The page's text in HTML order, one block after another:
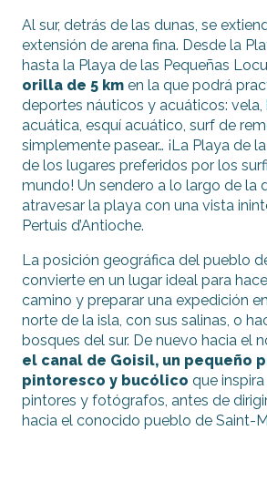
Al sur, detrás de las dunas, se
extensión de arena fina. Desde la
hasta la Playa de las Pequeñas
orilla de 5 km en la que podrá
deportes náuticos y acuáticos: vela,
acuática, esquí acuático, surf de
simplemente pasear… ¡La Playa de
de los lugares preferidos por los
mundo! Un sendero a lo largo de la
atravesar la playa con una vista
Pertuis d’Antioche.
La posición geográfica del pueblo
convierte en un lugar ideal para
camino y preparar una expedición
norte de la isla, con sus salinas, o
bosques del sur. De nuevo hacia el
el canal de Goisil, un pequeño
pintoresco y bucólico que
pintores y fotógrafos, antes de
hacia el conocido pueblo de Saint-